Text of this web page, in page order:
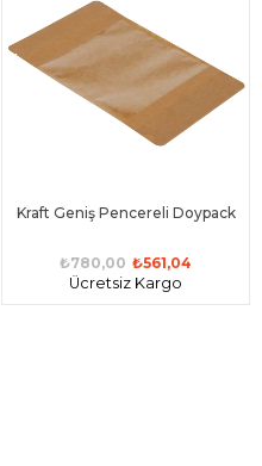
Kraft Geniş Pencereli Doypack
₺561,04
₺780,00
Ücretsiz Kargo